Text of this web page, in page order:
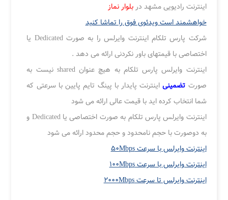
اینترنت رادیویی مشهد دربلوار نماز
خواهشمند است ویدئوی فوق را تماشا کنید
شرکت پارس تلکام اینترنت وایرلس را به صورت Dedicated یا
اختصاصی با قیمتهای باور نکردنی ارائه می دهد .
اینترنت وایرلس پارس تلکام به هیچ عنوان shared نیست به
صورت تضمینیاینترنت پایدار با پینگ تایم پایین با سرعتی که
شما انتخاب کرده اید با قیمت عالی ارائه می شود
اینترنت وایرلس پارس تلکام به صورت اختصاصی یا Dedicated و
به دوصورت با حجم نامحدود و حجم محدود ارائه می شود
اینترنت وایرلس با سرعت ۵۰Mbps
اینترنت وایرلس با سرعت ۱۰۰Mbps
اینترنت وایرلس تا سرعت ۲۰۰۰Mbps